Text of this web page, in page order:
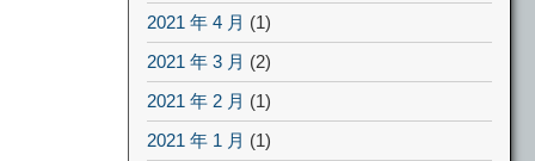
2021 年 4 月 (1)
2021 年 3 月 (2)
2021 年 2 月 (1)
2021 年 1 月 (1)